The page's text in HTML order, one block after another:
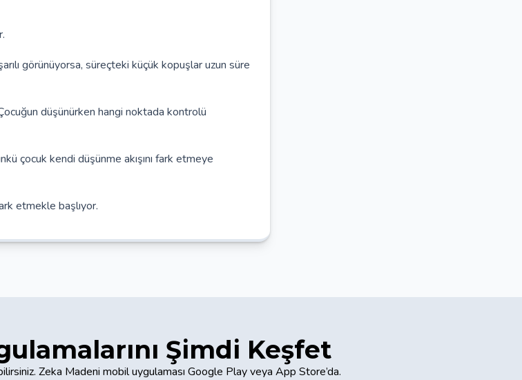
görünüyorsa, süreçteki küçük kopuşlar uzun süre
düşünürken hangi noktada kontrolü
çocuk kendi düşünme akışını fark etmeye
etmekle başlıyor.
Şimdi Keşfet
Zeka Madeni mobil uygulaması Google Play veya App Store’da.